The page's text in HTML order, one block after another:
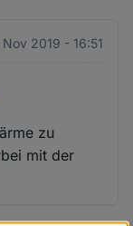
Nov 2019 - 16:51
zu
mit der